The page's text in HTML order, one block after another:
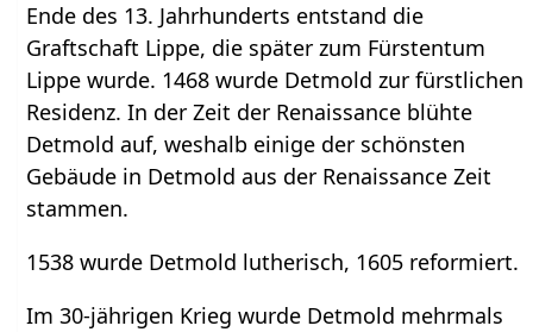
Ende des 13. Jahrhunderts entstand die
Graftschaft Lippe, die später zum Fürstentum
Lippe wurde. 1468 wurde Detmold zur fürstlichen
Residenz. In der Zeit der Renaissance blühte
Detmold auf, weshalb einige der schönsten
Gebäude in Detmold aus der Renaissance Zeit
stammen.
1538 wurde Detmold lutherisch, 1605 reformiert.
Im 30-jährigen Krieg wurde Detmold mehrmals